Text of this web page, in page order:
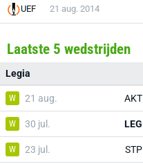
UEF 21 aug. 2014
Laatste 5 wedstrijden
Legia
W 21 aug. AKT
W 30 jul. LEG
W 23 jul. STP